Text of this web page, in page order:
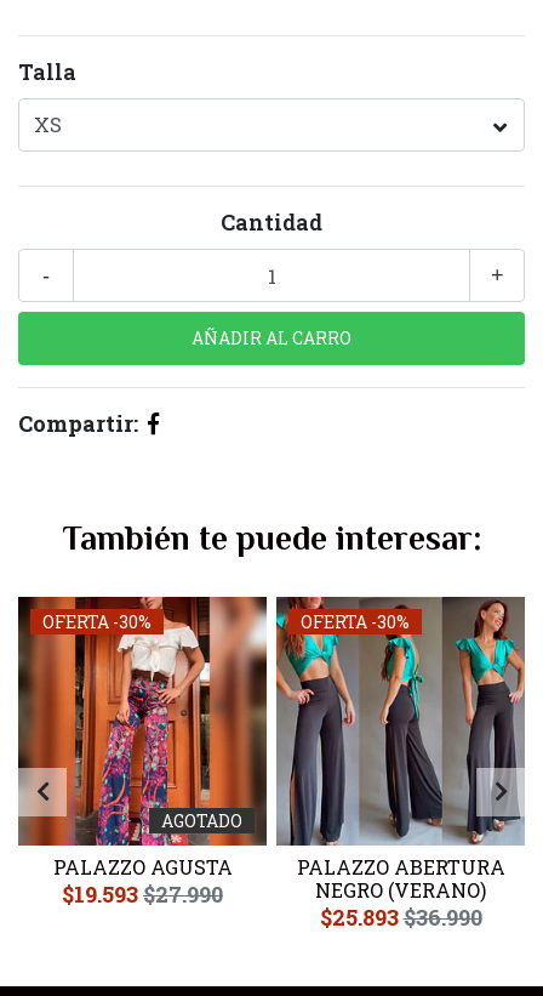
Talla
Cantidad
+
-
Compartir:
También te puede interesar:
OFERTA -30%
AGOTADO
PALAZZO AGUSTA
$19.593$27.990
OFERTA -30%
PALAZZO ABERTURA
NEGRO (VERANO)
$25.893$36.990